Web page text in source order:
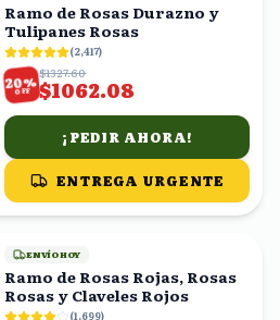
Ramo de Rosas Durazno y
Tulipanes Rosas
(2,417)
20%
OFF
$1327.60
$1062.08
¡PEDIR AHORA!
ENTREGA URGENTE
ENVÍO HOY
Ramo de Rosas Rojas, Rosas
Rosas y Claveles Rojos
(1,699)